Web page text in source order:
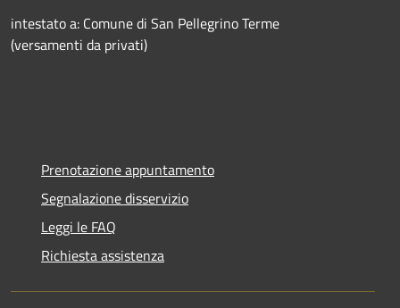
intestato a: Comune di San Pellegrino Terme
(versamenti da privati)
Prenotazione appuntamento
Segnalazione disservizio
Leggi le FAQ
Richiesta assistenza